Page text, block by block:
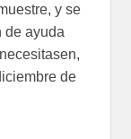
y se
de ayuda
de